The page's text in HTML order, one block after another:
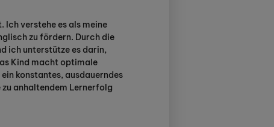
Ich verstehe es als meine
zu fördern. Durch die
ich unterstütze es darin,
Kind macht optimale
konstantes, ausdauerndes
anhaltendem Lernerfolg